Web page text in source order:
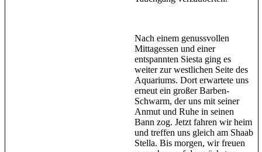
Nach einem genussvollen
Mittagessen und einer
entspannten Siesta ging es
weiter zur westlichen Seite des
Aquariums. Dort erwartete uns
erneut ein großer Barben-
Schwarm, der uns mit seiner
Anmut und Ruhe in seinen
Bann zog. Jetzt fahren wir heim
und treffen uns gleich am Shaab
Stella. Bis morgen, wir freuen